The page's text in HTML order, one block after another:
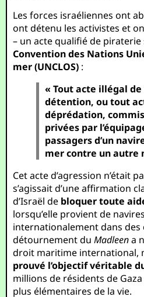
Les forces israéliennes ont
ont détenu les activistes et
– un acte qualifié de piraterie
Convention des Nations
mer (UNCLOS) :
« Tout acte illégal
détention, ou tout
déprédation,
privées par
passagers d’un
mer contre un autre
Cet acte d’agression n’était
s’agissait d’une affirmation
d’Israël de bloquer toute
lorsqu’elle provient de
internationalement dans des
détournement duMadleena
droit maritime international,
prouvé l’objectif véritable
millions de résidents de Gaza
plus élémentaires de la vie.